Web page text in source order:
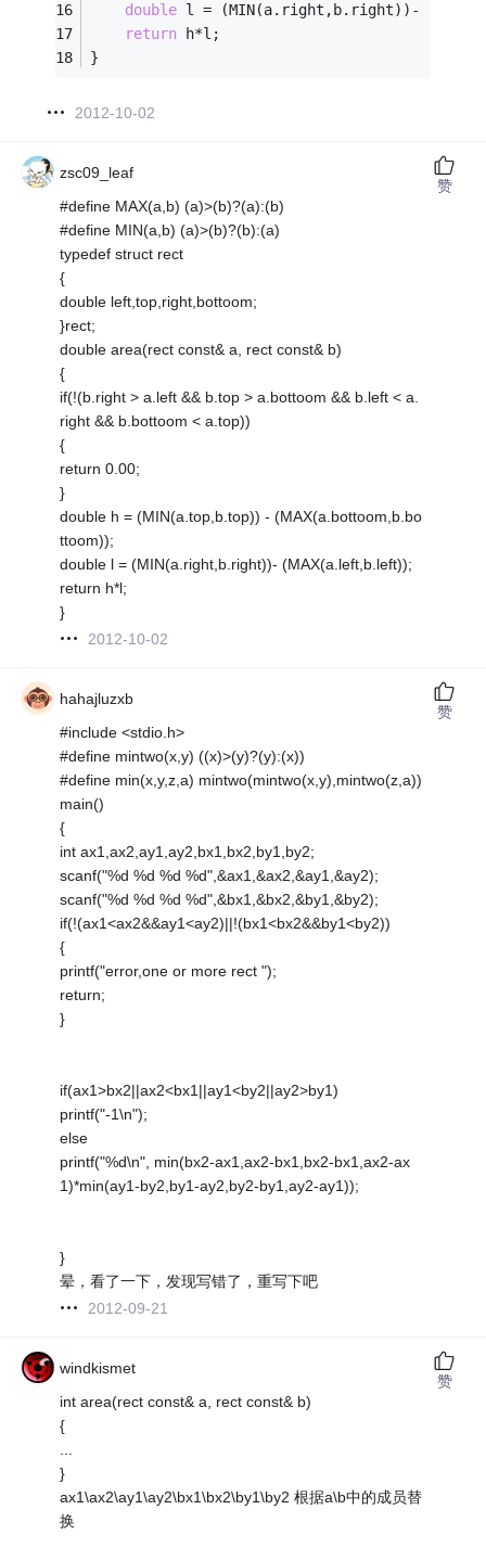
double l = (MIN(a.right,b.right))-
return h*l;
}
2012-10-02
zsc09_leaf
#define MAX(a,b) (a)>(b)?(a):(b)
#define MIN(a,b) (a)>(b)?(b):(a)
typedef struct rect
{
double left,top,right,bottoom;
}rect;
double area(rect const& a, rect const& b)
{
if(!(b.right > a.left && b.top > a.bottoom && b.left < a.
right && b.bottoom < a.top))
{
return 0.00;
}
double h = (MIN(a.top,b.top)) - (MAX(a.bottoom,b.bo
ttoom));
double l = (MIN(a.right,b.right))- (MAX(a.left,b.left));
return h*l;
}
2012-10-02
赞
hahajluzxb
#include <stdio.h>
#define mintwo(x,y) ((x)>(y)?(y):(x))
#define min(x,y,z,a) mintwo(mintwo(x,y),mintwo(z,a))
main()
{
int ax1,ax2,ay1,ay2,bx1,bx2,by1,by2;
scanf("%d %d %d %d",&ax1,&ax2,&ay1,&ay2);
scanf("%d %d %d %d",&bx1,&bx2,&by1,&by2);
if(!(ax1<ax2&&ay1<ay2)||!(bx1<bx2&&by1<by2))
{
printf("error,one or more rect ");
return;
}
if(ax1>bx2||ax2<bx1||ay1<by2||ay2>by1)
printf("-1\n");
else
printf("%d\n", min(bx2-ax1,ax2-bx1,bx2-bx1,ax2-ax
1)*min(ay1-by2,by1-ay2,by2-by1,ay2-ay1));
}
晕，看了一下，发现写错了，重写下吧
2012-09-21
赞
windkismet
int area(rect const& a, rect const& b)
{
}
ax1\ax2\ay1\ay2\bx1\bx2\by1\by2 根据a\b中的成员替
换
赞